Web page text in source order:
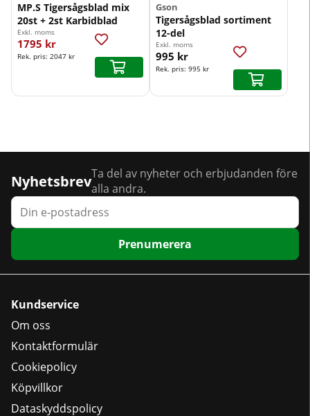
MP.S Tigersågsblad mix
20st + 2st Karbidblad
Exkl. moms
1795 kr
Rek. pris: 2047 kr
Gson
Tigersågsblad sortiment
12-del
Exkl. moms
995 kr
Rek. pris: 995 kr
NyhetsbrevTa del av nyheter och erbjudanden före
alla andra.
Prenumerera
Kundservice
Om oss
Kontaktformulär
Cookiepolicy
Köpvillkor
Dataskyddspolicy